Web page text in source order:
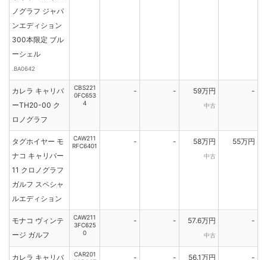
ノグラフ ジャパ
ンエディション
300本限定 ブル
ーシェル
.BA0642
カレラ キャリバ
ーTH20-00 ク
ロノグラフ
CBS221
0FC653
4
- - 59万円
中古
-
タグホイヤー モ
ナコ キャリバー
11 クロノグラフ
ガルフ スペシャ
ルエディション
CAW211
RFC6401
- - 58万円
中古
55万円
モナコ ヴィンテ
ージ ガルフ
CAW211
3FC625
0
- - 57.6万円
中古
-
カレラ キャリバ
CAR201
- - 56.1万円 -